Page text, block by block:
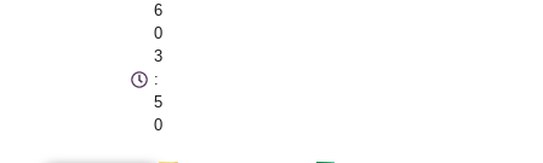
6
0
3
:
5
0